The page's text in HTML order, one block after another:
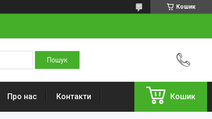
Кошик
Про нас Контакти Кошик